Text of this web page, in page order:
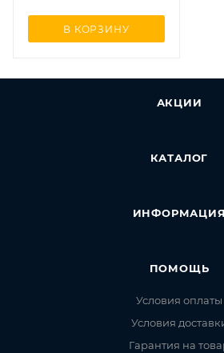
В КОРЗИНУ
АКЦИИ
КАТАЛОГ
ИНФОРМАЦИЯ
ПОМОЩЬ
Условия оплаты
Условия
Гарантия на